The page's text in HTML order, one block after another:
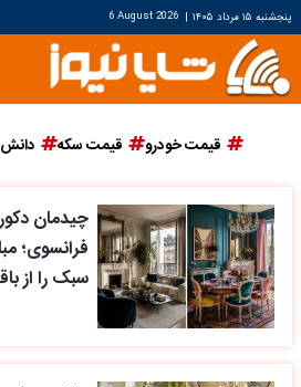
پنجشنبه ۱۵ مرداد ۱۴۰۵ |
6 August 2026
قیمت خودرو قیمت سکه دانش
چیدمان
فرانسوی؛
سبک را از